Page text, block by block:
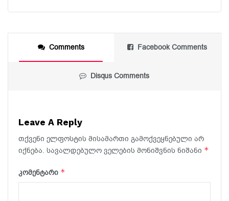
Comments Facebook Comments
Disqus Comments
Leave A Reply
თქვენი ელფოსტის მისამართი გამოქვეყნებული არ
იქნება. სავალდებულო ველების მონიშვნის ნიშანი *
კომენტარი *